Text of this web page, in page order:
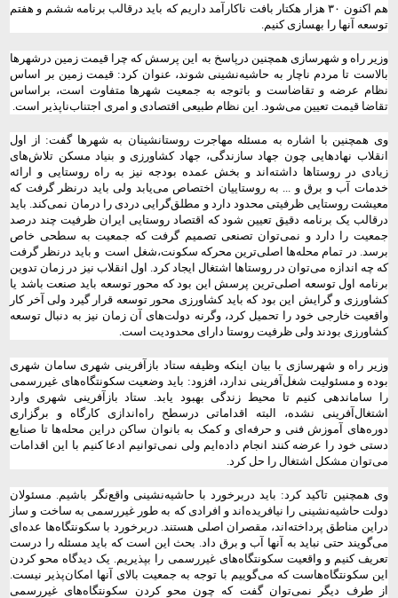
هم اکنون ۳۰ هزار هکتار بافت ناکارآمد داریم که باید درقالب برنامه ششم و هفتم
توسعه آنها را بهسازی کنیم.
وزیر راه و شهرسازی همچنین درپاسخ به این پرسش که چرا قیمت زمین درشهرها
بالاست تا مردم ناچار به حاشیه‌نشینی شوند، عنوان کرد: قیمت زمین بر اساس
نظام عرضه و تقاضاست و باتوجه به جمعیت شهرها متفاوت است، براساس
تقاضا قیمت تعیین می‌شود. این نظام طبیعی اقتصادی و امری اجتناب‌ناپذیر است.
وی همچنین با اشاره به مسئله مهاجرت روستانشینان به شهرها گفت: از اول
انقلاب نهادهایی چون جهاد سازندگی، جهاد کشاورزی و بنیاد مسکن تلاش‌های
زیادی در روستاها داشته‌اند و بخش عمده بودجه نیز به راه روستایی و ارائه
خدمات آب و برق و ... به روستاییان اختصاص می‌یابد ولی باید درنظر گرفت که
معیشت روستایی ظرفیتی محدود دارد و مطلق‌گرایی دردی را درمان نمی‌کند. باید
درقالب یک برنامه دقیق تعیین شود که اقتصاد روستایی ایران ظرفیت چند درصد
جمعیت را دارد و نمی‌توان تصنعی تصمیم گرفت که جمعیت به سطحی خاص
برسد. در تمام محله‌ها اصلی‌ترین محرکه سکونت،‌شغل است و باید درنظر گرفت
که چه اندازه می‌توان در روستاها اشتغال ایجاد کرد. اول انقلاب نیز در زمان تدوین
برنامه اول توسعه اصلی‌ترین پرسش این بود که محور توسعه باید صنعت باشد یا
کشاورزی و گرایش این بود که باید کشاورزی محور توسعه قرار گیرد ولی آخر کار
واقعیت خارجی خود را تحمیل کرد، وگرنه دولت‌های آن زمان نیز به دنبال توسعه
کشاورزی بودند ولی ظرفیت روستا دارای محدودیت است.
وزیر راه و شهرسازی با بیان اینکه وظیفه ستاد بازآفرینی شهری سامان شهری
بوده و مسئولیت شغل‌آفرینی ندارد، افزود: باید وضعیت سکونتگاه‌های غیررسمی
را ساماندهی کنیم تا محیط زندگی بهبود یابد. ستاد بازآفرینی شهری وارد
اشتغال‌آفرینی نشده، البته اقداماتی درسطح راه‌اندازی کارگاه و برگزاری
دوره‌های آموزش فنی و حرفه‌ای و کمک به بانوان ساکن دراین محله‌ها تا صنایع
دستی خود را عرضه کنند انجام داده‌ایم ولی نمی‌توانیم ادعا کنیم با این اقدامات
می‌توان مشکل اشتغال را حل کرد.
وی همچنین تاکید کرد: باید دربرخورد با حاشیه‌نشینی واقع‌نگر باشیم. مسئولان
دولت حاشیه‌نشینی را نیافریده‌اند و افرادی که به طور غیررسمی به ساخت و ساز
دراین مناطق پرداخته‌اند، مقصران اصلی هستند. دربرخورد با سکونتگاه‌ها عده‌ای
می‌گویند حتی نباید به آنها آب و برق داد. بحث این است که باید مسئله را درست
تعریف کنیم و واقعیت سکونتگاه‌های غیررسمی را بپذیریم. یک دیدگاه محو کردن
این سکونتگاه‌هاست که می‌گوییم با توجه به جمعیت بالای آنها امکان‌پذیر نیست.
از طرف دیگر نمی‌‌توان گفت که چون محو کردن سکونتگاه‌های غیررسمی